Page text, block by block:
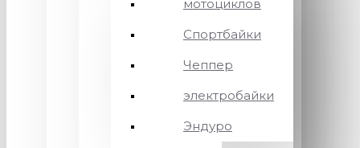
мотоциклов
Спортбайки
Чеппер
электробайки
Эндуро